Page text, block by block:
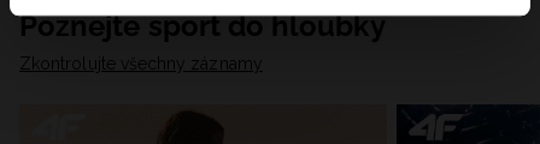
Poznejte sport do hloubky
Zkontrolujte všechny záznamy